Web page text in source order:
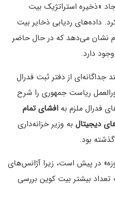
«ذخیره استراتژیک بیت
داده‌های ردیابی ذخایر بیت
نشان می‌دهد که در حال حاضر
دارد.
جداگانه‌ای از دفتر ثبت فدرال
ریاست جمهوری را شرح
فدرال ملزم به افشای تمام
دیجیتال به وزیر خزانه‌داری
بود.
افزود که یک «دوره ۱۸۰ روزه» در پیش است، زیرا آژانس‌های
بیشتر بیت کوین بررسی